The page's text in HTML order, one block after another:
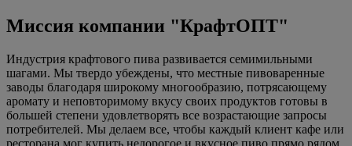
Миссия компании "КрафтОПТ"
Индустрия крафтового пива развивается семимильными
шагами. Мы твердо убеждены, что местные пивоваренные
заводы благодаря широкому многообразию, потрясающему
аромату и неповторимому вкусу своих продуктов готовы в
большей степени удовлетворять все возрастающие запросы
потребителей. Мы делаем все, чтобы каждый клиент кафе или
ресторана мог купить недорогое и вкусное пиво прямо рядом